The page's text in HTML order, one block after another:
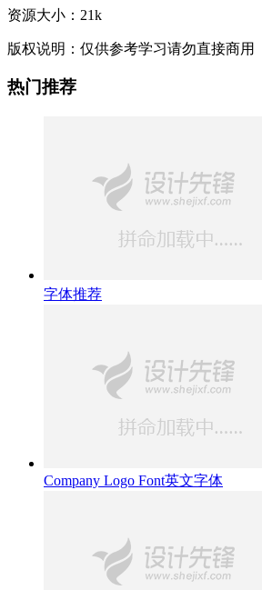
资源大小： 21k
版权说明： 仅供参考学习请勿直接商用
热门推荐
字体推荐
Company Logo Font英文字体